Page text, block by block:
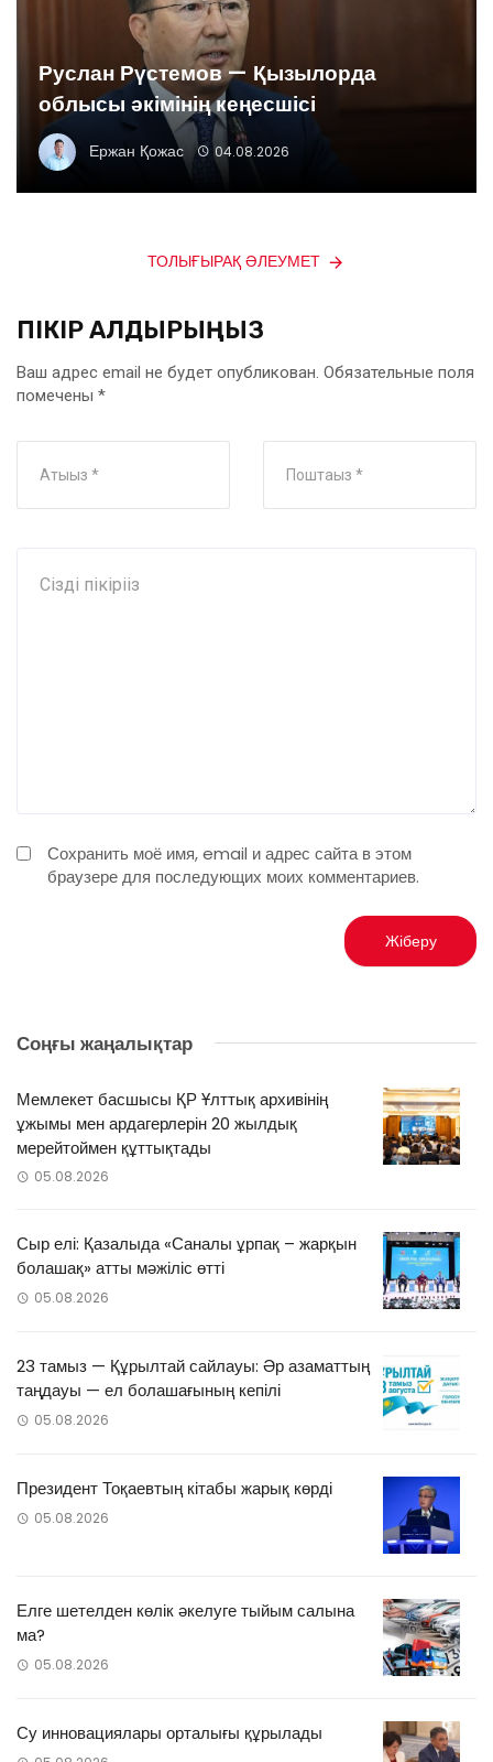
Руслан Рүстемов — Қызылорда
облысы әкімінің кеңесшісі
Ержан Қожас 04.08.2026
ТОЛЫҒЫРАҚ ӘЛЕУМЕТ
ПІКІР ҚАЛДЫРЫҢЫЗ
Ваш адрес email не будет опубликован. Обязательные поля
помечены *
Сохранить моё имя, email и адрес сайта в этом
браузере для последующих моих комментариев.
Соңғы жаңалықтар
Мемлекет басшысы ҚР Ұлттық архивінің
ұжымы мен ардагерлерін 20 жылдық
мерейтоймен құттықтады
05.08.2026
Сыр елі: Қазалыда «Саналы ұрпақ – жарқын
болашақ» атты мәжіліс өтті
05.08.2026
23 тамыз — Құрылтай сайлауы: Әр азаматтың
таңдауы — ел болашағының кепілі
05.08.2026
Президент Тоқаевтың кітабы жарық көрді
05.08.2026
Елге шетелден көлік әкелуге тыйым салына
ма?
05.08.2026
Су инновациялары орталығы құрылады